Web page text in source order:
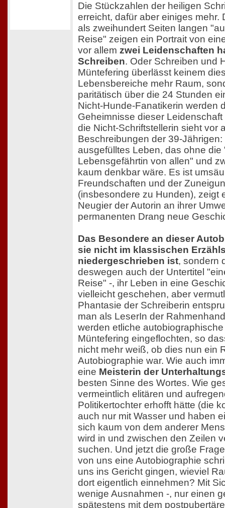
Die Stückzahlen der heiligen
erreicht, dafür aber einiges mehr.
als zweihundert Seiten langen
Reise" zeigen ein Portrait von
vor allem zwei Leidenschaften
Schreiben. Oder Schreiben und
Müntefering überlässt keinem
Lebensbereiche mehr Raum,
paritätisch über die 24 Stunden
Nicht-Hunde-Fanatikerin werden
Geheimnisse dieser
die Nicht-Schriftstellerin sieht vor
Beschreibungen der 39-Jährigen:
ausgefülltes Leben, das ohne die
Lebensgefährtin von allen" und
kaum denkbar wäre. Es ist
Freundschaften und der
(insbesondere zu Hunden), zeigt
Neugier der Autorin an ihrer
permanenten Drang neue
Das Besondere an dieser
sie nicht im klassischen
niedergeschrieben ist, sondern
deswegen auch der Untertitel
Reise" -, ihr Leben in eine
vielleicht geschehen, aber
Phantasie der Schreiberin
man als LeserIn der
werden etliche
Müntefering eingeflochten, so
nicht mehr weiß, ob dies nun ein
Autobiographie war. Wie auch
eine Meisterin der
besten Sinne des Wortes. Wie
vermeintlich elitären und
Politikertochter erhofft hätte (die
auch nur mit Wasser und haben
sich kaum von dem anderer
wird in und zwischen den Zeilen
suchen. Und jetzt die große
von uns eine Autobiographie
uns ins Gericht gingen, wieviel
dort eigentlich einnehmen? Mit
wenige Ausnahmen -, nur einen
spätestens mit dem